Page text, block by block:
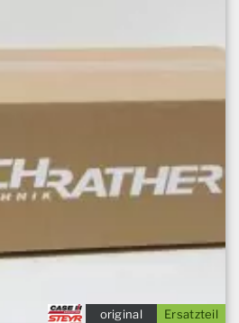
Ersatzteil
original